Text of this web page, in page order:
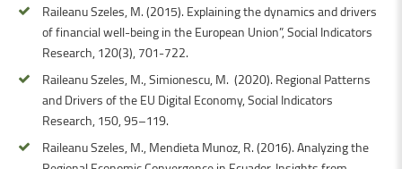
Raileanu Szeles, M. (2015). Explaining the dynamics and drivers
of financial well-being in the European Union”, Social Indicators
Research, 120(3), 701-722.
Raileanu Szeles, M., Simionescu, M. (2020). Regional Patterns
and Drivers of the EU Digital Economy, Social Indicators
Research, 150, 95–119.
Raileanu Szeles, M., Mendieta Munoz, R. (2016). Analyzing the